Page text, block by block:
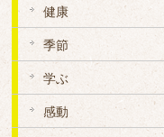
健康
季節
学ぶ
感動